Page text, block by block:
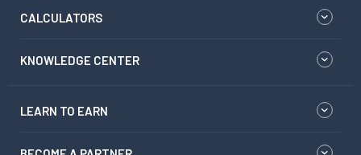
CALCULATORS
KNOWLEDGE CENTER
LEARN TO EARN